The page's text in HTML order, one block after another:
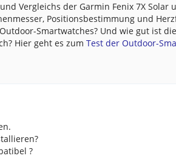
Vergleichs der Garmin Fenix 7X Solar
Positionsbestimmung und
Smartwatches? Und wie gut ist
Hier geht es zumTest der Outdoor-
?